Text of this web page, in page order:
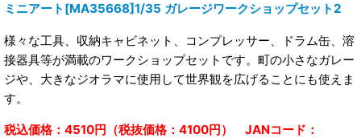
ミニアート[MA35668]1/35 ガレージワークショップセット2
様々な工具、収納キャビネット、コンプレッサー、ドラム缶、溶
接器具等が満載のワークショップセットです。町の小さなガレー
ジや、大きなジオラマに使用して世界観を広げることにも使えま
す。
税込価格：4510円（税抜価格：4100円） JANコード：